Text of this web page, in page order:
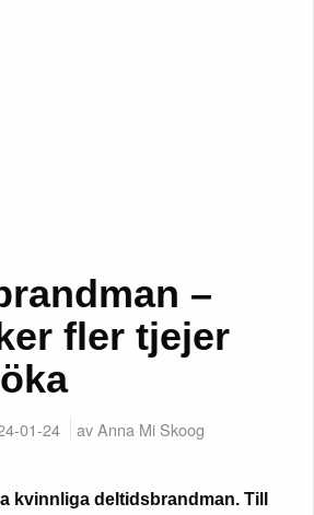
–
fler tjejer
01-24 av Anna Mi Skoog
kvinnliga deltidsbrandman. Till